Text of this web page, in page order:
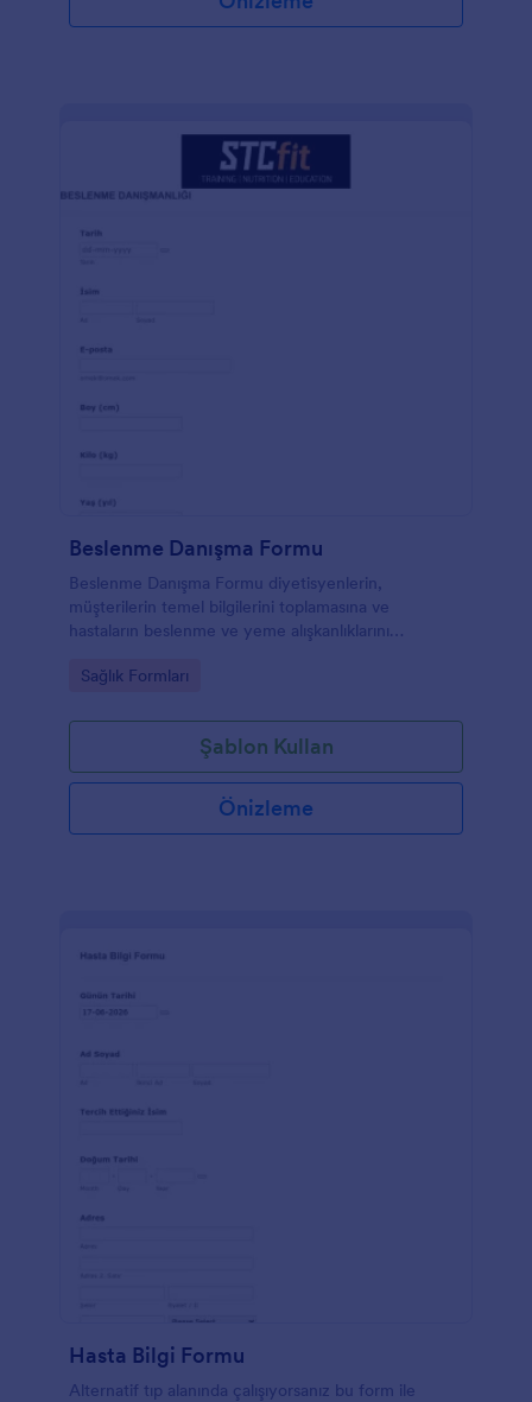
Beslenme Danışma Formu
Beslenme Danışma Formu diyetisyenlerin,
müşterilerin temel bilgilerini toplamasına ve
hastaların beslenme ve yeme alışkanlıklarını
Go to Category:
Sağlık Formları
Şablon Kullan
Önizleme
Hasta Bilgi Formu
Alternatif tıp alanında çalışıyorsanız bu form ile